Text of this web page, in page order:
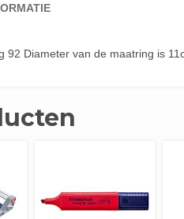
92 Diameter van de maatring is